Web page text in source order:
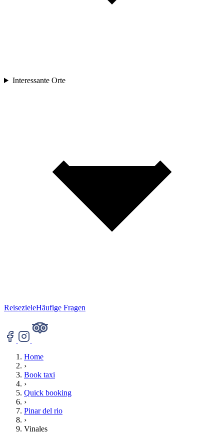
Interessante Orte
ReisezieleHäufige Fragen
Home
›
Book taxi
›
Quick booking
›
Pinar del rio
›
Vinales